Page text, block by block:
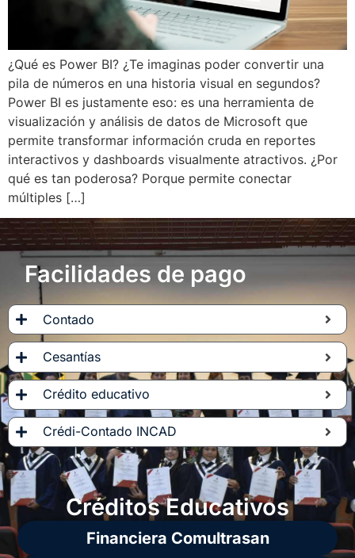
¿Qué es Power BI? ¿Te imaginas poder convertir una
pila de números en una historia visual en segundos?
Power BI es justamente eso: es una herramienta de
visualización y análisis de datos de Microsoft que
permite transformar información cruda en reportes
interactivos y dashboards visualmente atractivos. ¿Por
qué es tan poderosa? Porque permite conectar
múltiples […]
Facilidades de pago
Contado
Cesantías
Crédito educativo
Crédi-Contado INCAD
Créditos Educativos
Financiera Comultrasan